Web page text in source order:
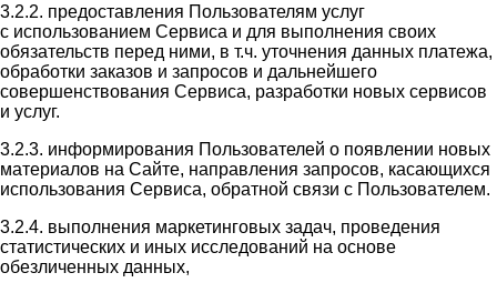
3.2.2. предоставления Пользователям услуг
с использованием Сервиса и для выполнения своих
обязательств перед ними, в т.ч. уточнения данных платежа,
обработки заказов и запросов и дальнейшего
совершенствования Сервиса, разработки новых сервисов
и услуг.
3.2.3. информирования Пользователей о появлении новых
материалов на Сайте, направления запросов, касающихся
использования Сервиса, обратной связи с Пользователем.
3.2.4. выполнения маркетинговых задач, проведения
статистических и иных исследований на основе
обезличенных данных,